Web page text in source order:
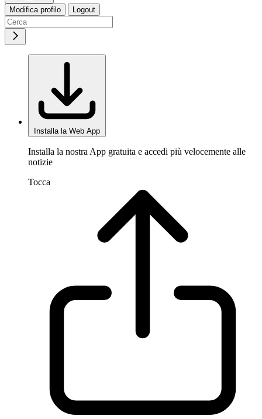
Modifica profilo Logout
Installa la Web App
Installa la nostra App gratuita e accedi più velocemente alle
notizie
Tocca